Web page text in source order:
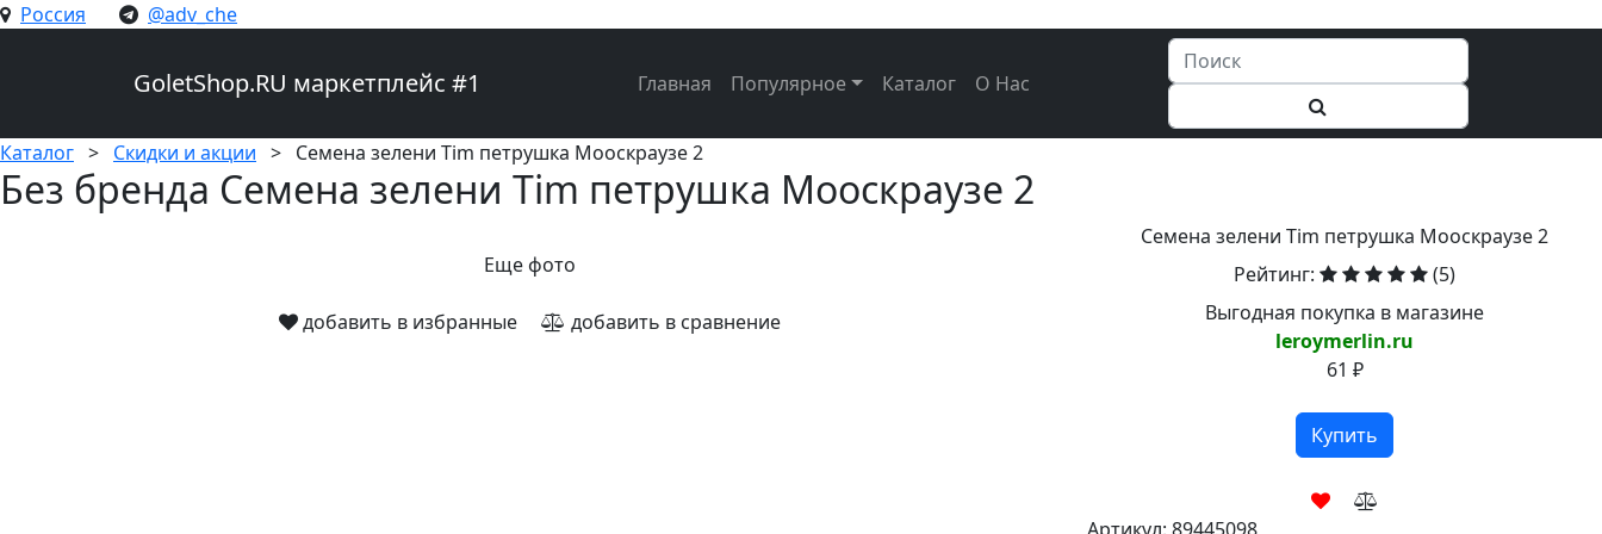
Россия @adv_che
GoletShop.RU маркетплейс #1 Главная Популярное Каталог О Нас
Каталог > Скидки и акции > Семена зелени Tim петрушка Мооскраузе 2
Без бренда Семена зелени Tim петрушка Мооскраузе 2
Еще фото
добавить в избранные добавить в сравнение
Семена зелени Tim петрушка Мооскраузе 2
Рейтинг:
(5)
Выгодная покупка в магазине
leroymerlin.ru
61 ₽
Купить